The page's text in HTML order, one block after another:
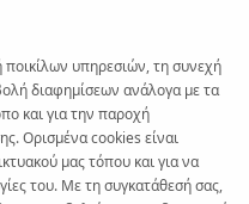
υπηρεσιών, τη συνεχή
διαφημίσεων ανάλογα με τα
και για την παροχή
Ορισμένα cookies είναι
μας τόπου και για να
του. Με τη συγκατάθεσή σας,